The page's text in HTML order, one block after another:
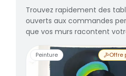
Trouvez rapidement des
ouverts aux commandes
que vos murs racontent
Peinture Offre